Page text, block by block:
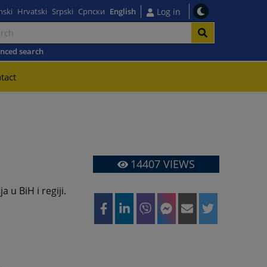
Hrvatski Srpski Српски English Log in
search
u BiH i regiji.
14407 VIEWS